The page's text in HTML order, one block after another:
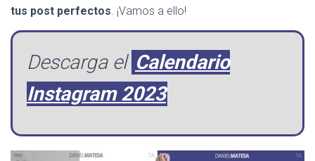
tus post perfectos. ¡Vamos a ello!
Descarga el Calendario
Instagram 2023